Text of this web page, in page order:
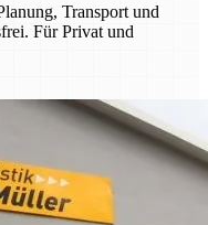
Transport und
Für Privat und